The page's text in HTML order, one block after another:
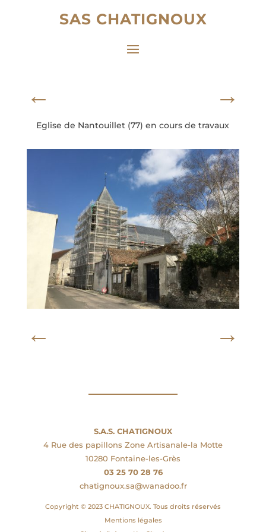
SAS CHATIGNOUX
← →
Eglise de Nantouillet (77) en cours de travaux
← →
S.A.S. CHATIGNOUX
4 Rue des papillons Zone Artisanale-la Motte
10280 Fontaine-les-Grès
03 25 70 28 76
chatignoux.sa@wanadoo.fr
Copyright © 2023 CHATIGNOUX. Tous droits réservés
Mentions légales